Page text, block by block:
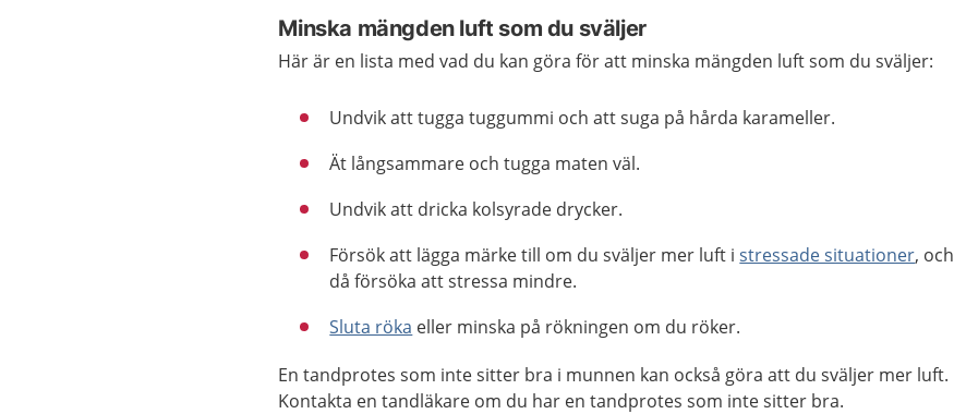
Minska mängden luft som du sväljer
Här är en lista med vad du kan göra för att minska mängden luft som du sväljer:
Undvik att tugga tuggummi och att suga på hårda karameller.
Ät långsammare och tugga maten väl.
Undvik att dricka kolsyrade drycker.
Försök att lägga märke till om du sväljer mer luft istressade situationer, och
då försöka att stressa mindre.
Sluta röka eller minska på rökningen om du röker.
En tandprotes som inte sitter bra i munnen kan också göra att du sväljer mer luft.
Kontakta en tandläkare om du har en tandprotes som inte sitter bra.